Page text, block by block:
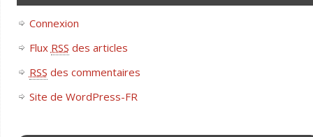
Connexion
Flux RSS des articles
RSS des commentaires
Site de WordPress-FR